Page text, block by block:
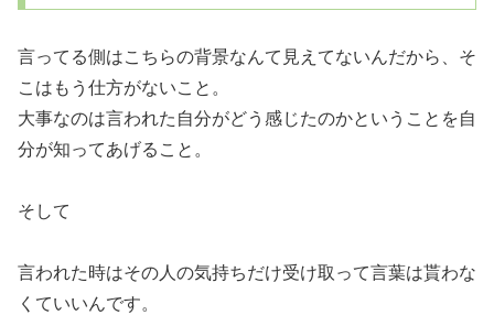
言ってる側はこちらの背景なんて見えてないんだから、そ
こはもう仕方がないこと。
大事なのは言われた自分がどう感じたのかということを自
分が知ってあげること。
そして
言われた時はその人の気持ちだけ受け取って言葉は貰わな
くていいんです。